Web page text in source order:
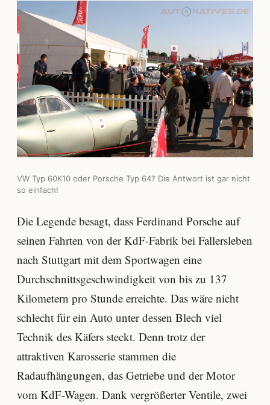
VW Typ 60K10 oder Porsche Typ 64? Die Antwort ist gar nicht
so einfach!
Die Legende besagt, dass Ferdinand Porsche auf
seinen Fahrten von der KdF-Fabrik bei Fallersleben
nach Stuttgart mit dem Sportwagen eine
Durchschnittsgeschwindigkeit von bis zu 137
Kilometern pro Stunde erreichte. Das wäre nicht
schlecht für ein Auto unter dessen Blech viel
Technik des Käfers steckt. Denn trotz der
attraktiven Karosserie stammen die
Radaufhängungen, das Getriebe und der Motor
vom KdF-Wagen. Dank vergrößerter Ventile, zwei